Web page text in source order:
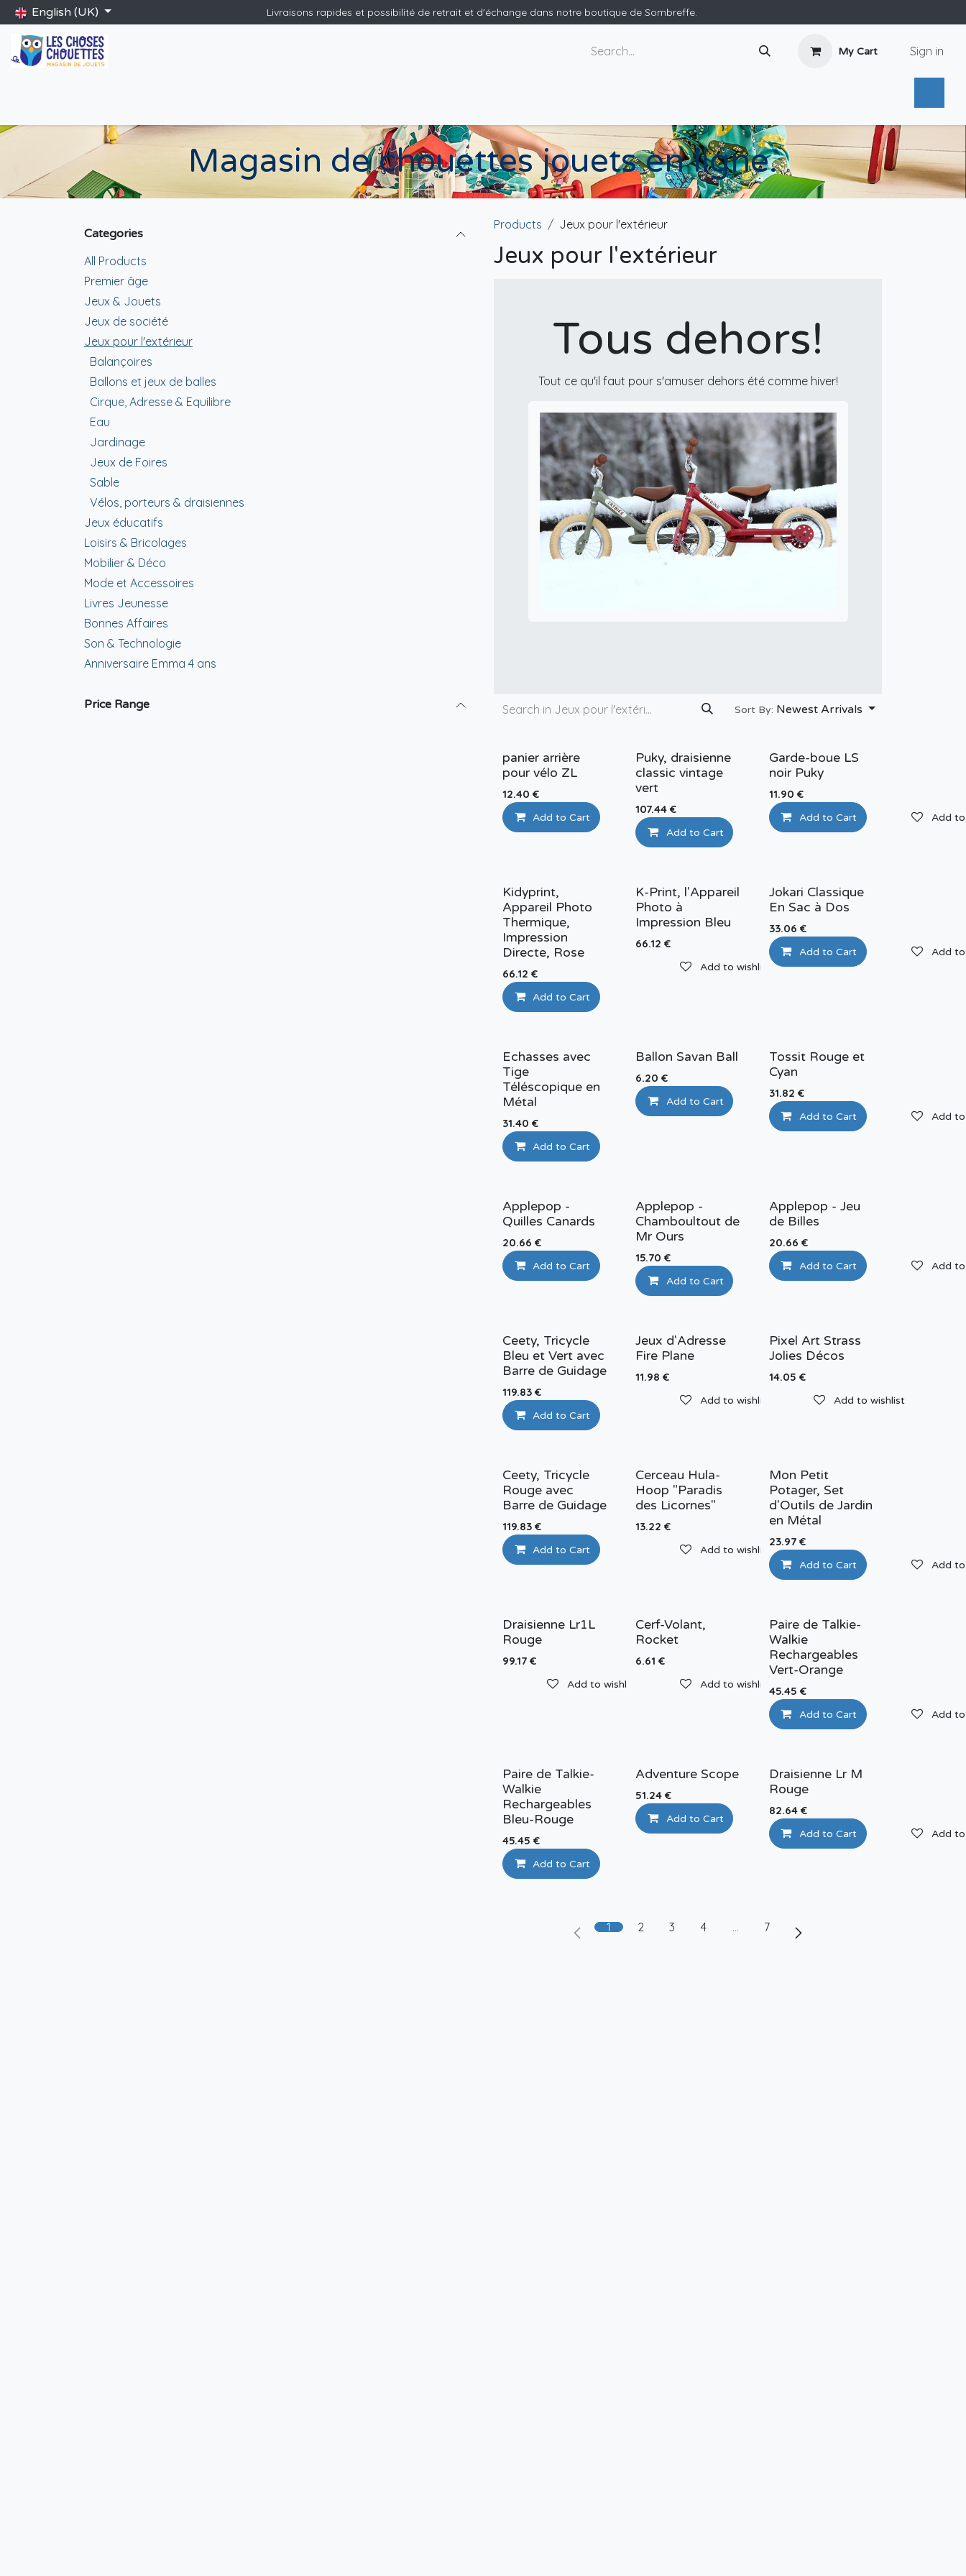
Skip to Content
English (UK) Livraisons rapides et possibilité de retrait et d'échange dans notre boutique de Sombreffe.
My Cart Sign in
Magasin de chouettes jouets en ligne.
Categories
All Products
Premier âge
Jeux & Jouets
Jeux de société
Jeux pour l'extérieur
Balançoires
Ballons et jeux de balles
Cirque, Adresse & Equilibre
Eau
Jardinage
Jeux de Foires
Sable
Vélos, porteurs & draisiennes
Jeux éducatifs
Loisirs & Bricolages
Mobilier & Déco
Mode et Accessoires
Livres Jeunesse
Bonnes Affaires
Son & Technologie
Anniversaire Emma 4 ans
Price Range
Products Jeux pour l'extérieur
Jeux pour l'extérieur
Tous dehors!
Tout ce qu'il faut pour s'amuser dehors été comme hiver!
Sort By: Newest Arrivals
panier arrière
pour vélo ZL
12.40 €
Add to Cart Add to wishlist
Puky, draisienne
classic vintage
vert
107.44 €
Add to Cart Add to wishlist
Garde-boue LS
noir Puky
11.90 €
Add to Cart Add
Kidyprint,
Appareil Photo
Thermique,
Impression
Directe, Rose
66.12 €
Add to Cart
K-Print, l'Appareil
Photo à
Impression Bleu
66.12 €
Add to wishlist
Jokari Classique
En Sac à Dos
33.06 €
Add to Cart Add
Echasses avec
Tige
Téléscopique en
Métal
31.40 €
Add to Cart
Ballon Savan Ball
6.20 €
Add to Cart Add to wishlist
Tossit Rouge et
Cyan
31.82 €
Add to Cart Add
Applepop -
Quilles Canards
20.66 €
Add to Cart Add to wishlist
Applepop -
Chamboultout de
Mr Ours
15.70 €
Add to Cart Add to wishlist
Applepop - Jeu
de Billes
20.66 €
Add to Cart Add
Ceety, Tricycle
Bleu et Vert avec
Barre de Guidage
119.83 €
Add to Cart
Jeux d'Adresse
Fire Plane
11.98 €
Add to wishlist
Pixel Art Strass
Jolies Décos
14.05 €
Add to wishlist
Ceety, Tricycle
Rouge avec
Barre de Guidage
119.83 €
Add to Cart Add to wishlist
Cerceau Hula-
Hoop "Paradis
des Licornes"
13.22 €
Add to wishlist
Mon Petit
Potager, Set
d'Outils de Jardin
en Métal
23.97€
Add to Cart Add
Draisienne Lr1L
Rouge
99.17 €
Add to wishlist
Cerf-Volant,
Rocket
6.61 €
Add to wishlist
Paire de Talkie-
Walkie
Rechargeables
Vert-Orange
45.45 €
Add to Cart Add
Paire de Talkie-
Walkie
Rechargeables
Bleu-Rouge
45.45 €
Add to Cart
Adventure Scope
51.24 €
Add to Cart Add to wishlist
Draisienne Lr M
Rouge
82.64€
Add to Cart Add
1 2 3 4 … 7